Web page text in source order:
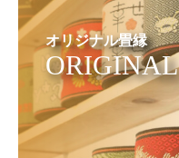
オリジナル畳縁
ORIGINAL